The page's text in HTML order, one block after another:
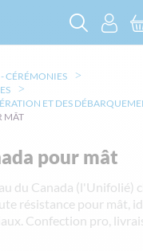
CÉRÉMONIES
ET DES
MÂT
pour mât
du Canada (l'Unifolié)
résistance pour mât,
Confection pro,